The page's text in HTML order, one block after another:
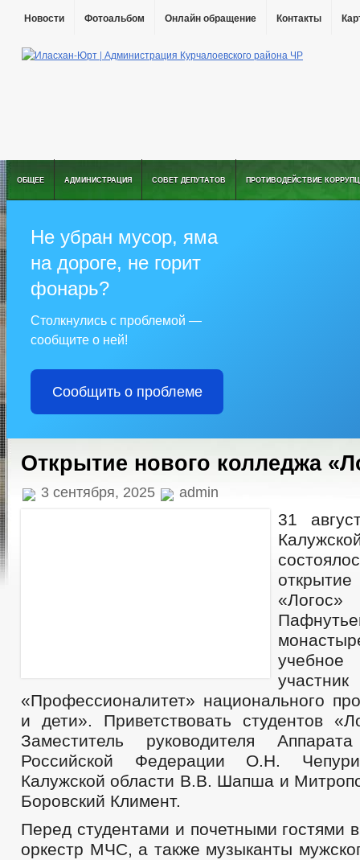
Новости Фотоальбом Онлайн обращение Контакты
ОБЩЕЕ АДМИНИСТРАЦИЯ СОВЕТ ДЕПУТАТОВ ПРОТИВОДЕЙСТВИЕ
Не убран мусор, яма
на дороге, не горит
фонарь?
Столкнулись с проблемой —
сообщите о ней!
Сообщить о проблеме
Открытие нового колледжа
3 сентября, 2025 admin
31
открытие
«Профессионалитет» национального
и дети». Приветствовать студентов
Заместитель руководителя
Российской Федерации О.Н.
Калужской области В.В. Шапша и
Боровский Климент.
Перед студентами и почетными гостями
оркестр МЧС, а также музыканты